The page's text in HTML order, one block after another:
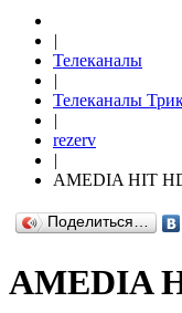
|
Телеканалы
|
Телеканалы
|
rezerv
|
AMEDIA HIT
Поделиться…
AMEDIA